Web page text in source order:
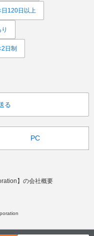
日120日以上
日制
る
PC
】の会社概要